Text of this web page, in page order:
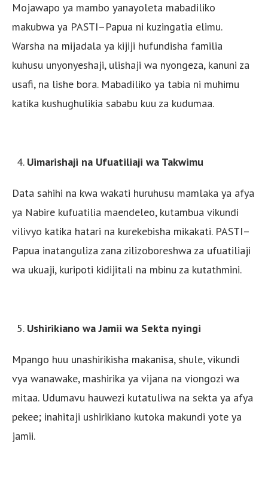
Mojawapo ya mambo yanayoleta mabadiliko
makubwa ya PASTI–Papua ni kuzingatia elimu.
Warsha na mijadala ya kijiji hufundisha familia
kuhusu unyonyeshaji, ulishaji wa nyongeza, kanuni za
usafi, na lishe bora. Mabadiliko ya tabia ni muhimu
katika kushughulikia sababu kuu za kudumaa.
Uimarishaji na Ufuatiliaji wa Takwimu
Data sahihi na kwa wakati huruhusu mamlaka ya afya
ya Nabire kufuatilia maendeleo, kutambua vikundi
vilivyo katika hatari na kurekebisha mikakati. PASTI–
Papua inatanguliza zana zilizoboreshwa za ufuatiliaji
wa ukuaji, kuripoti kidijitali na mbinu za kutathmini.
Ushirikiano wa Jamii wa Sekta nyingi
Mpango huu unashirikisha makanisa, shule, vikundi
vya wanawake, mashirika ya vijana na viongozi wa
mitaa. Udumavu hauwezi kutatuliwa na sekta ya afya
pekee; inahitaji ushirikiano kutoka makundi yote ya
jamii.